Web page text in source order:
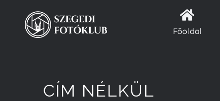
Kihagyás
Főoldal
CÍM NÉLKÜL